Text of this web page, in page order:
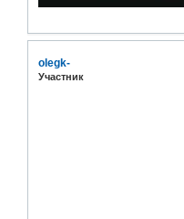
olegk-
Участник